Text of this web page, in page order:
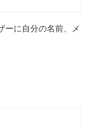
ーに自分の名前、メ